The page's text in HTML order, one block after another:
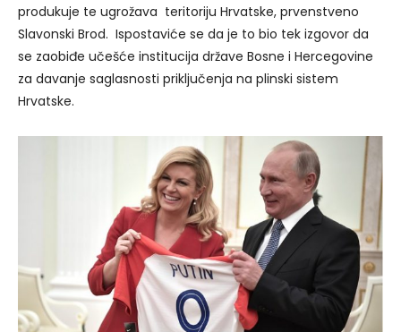
produkuje te ugrožava teritoriju Hrvatske, prvenstveno
Slavonski Brod. Ispostaviće se da je to bio tek izgovor da
se zaobiđe učešće institucija države Bosne i Hercegovine
za davanje saglasnosti priključenja na plinski sistem
Hrvatske.